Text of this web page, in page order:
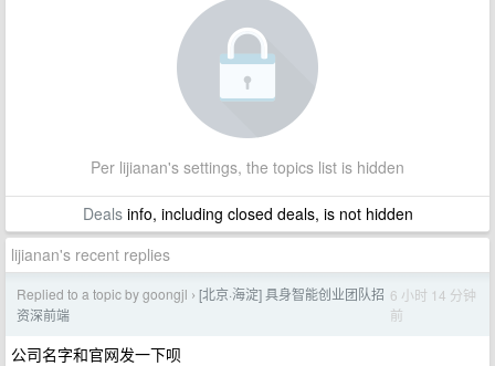
Per lijianan's settings, the topics list is hidden
Dealsinfo, including closed deals, is not hidden
lijianan's recent replies
Replied to a topic by goongjl › [北京·海淀] 具身智能创业团队招
资深前端
6 小时 14 分钟
前
公司名字和官网发一下呗